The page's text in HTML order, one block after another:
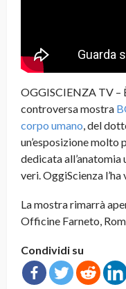
OGGISCIENZA TV –
controversa mostra
corpo umano , del
un’esposizione molto
dedicata
veri. OggiScienza
La mostra rimarrà
Officine Farneto,
Condividi su